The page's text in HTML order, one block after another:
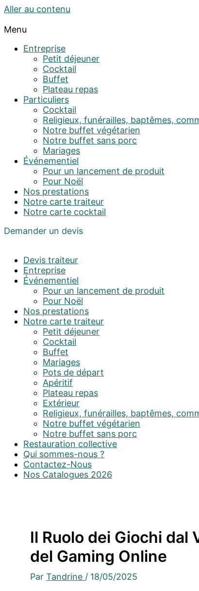
Aller au contenu
Menu
Entreprise
Petit déjeuner
Cocktail
Buffet
Plateau repas
Particuliers
Cocktail
Religieux, funérailles, baptêmes,
Notre buffet végétarien
Notre buffet sans porc
Mariages
Événementiel
Pour un lancement de produit
Pour Noël
Nos prestations
Notre carte traiteur
Notre carte cocktail
Demander un devis
Devis traiteur
Entreprise
Événementiel
Pour un lancement de produit
Pour Noël
Nos prestations
Notre carte traiteur
Petit déjeuner
Cocktail
Buffet
Mariages
Pots de départ
Apéritif
Plateau repas
Extérieur
Religieux, funérailles, baptêmes,
Notre buffet végétarien
Notre buffet sans porc
Restauration collective
Qui sommes-nous ?
Contactez-Nous
Nos Catalogues 2026
Il Ruolo dei Giochi dal
del Gaming Online
Par Tandrine / 18/05/2025